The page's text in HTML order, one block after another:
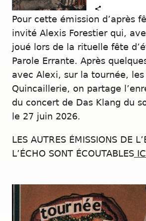
Pour cette émission d’après
invité Alexis Forestier qui,
joué lors de la rituelle fête
Parole Errante. Après
avec Alexi, sur la tournée,
Quincaillerie, on partage
du concert de Das Klang du
le 27 juin 2026.
LES AUTRES ÉMISSIONS DE
L’ÉCHO SONT ÉCOUTABLES